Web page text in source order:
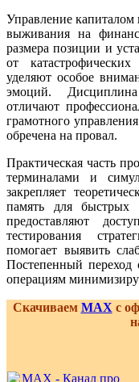
Управление
выживания на
размера позиции и
от
уделяют особое
эмоций.
отличают
грамотного
обречена на провал.
Практическая часть
терминалами и
закрепляет
память для быстрых
предоставляют
тестирования
помогает выявить
Постепенный переход
операциям
Скачиваем MAXс